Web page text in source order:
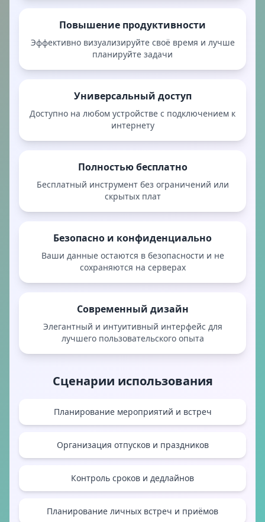
Повышение продуктивности
Эффективно визуализируйте своё время и лучше
планируйте задачи
Универсальный доступ
Доступно на любом устройстве с подключением к
интернету
Полностью бесплатно
Бесплатный инструмент без ограничений или
скрытых плат
Безопасно и конфиденциально
Ваши данные остаются в безопасности и не
сохраняются на серверах
Современный дизайн
Элегантный и интуитивный интерфейс для
лучшего пользовательского опыта
Сценарии использования
Планирование мероприятий и встреч
Организация отпусков и праздников
Контроль сроков и дедлайнов
Планирование личных встреч и приёмов